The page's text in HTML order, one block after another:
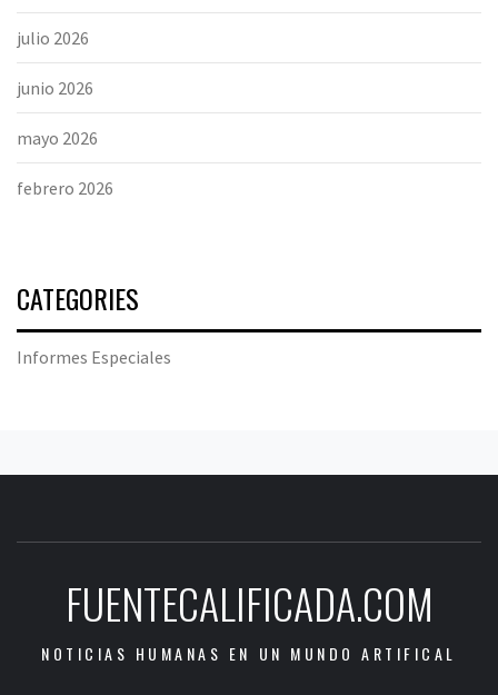
julio 2026
junio 2026
mayo 2026
febrero 2026
CATEGORIES
Informes Especiales
FUENTECALIFICADA.COM
NOTICIAS HUMANAS EN UN MUNDO ARTIFICAL